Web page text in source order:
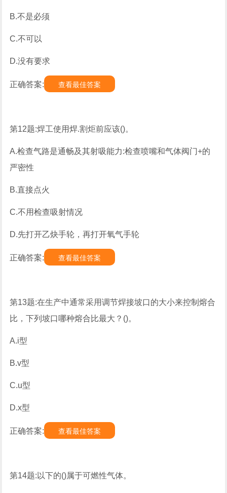
B.不是必须
C.不可以
D.没有要求
正确答案: 查看最佳答案
第12题:焊工使用焊.割炬前应该()。
A.检查气路是通畅及其射吸能力:检查喷嘴和气体阀门+的
严密性
B.直接点火
C.不用检查吸射情况
D.先打开乙炔手轮，再打开氧气手轮
正确答案: 查看最佳答案
第13题:在生产中通常采用调节焊接坡口的大小来控制熔合
比，下列坡口哪种熔合比最大？()。
A.i型
B.v型
C.u型
D.x型
正确答案: 查看最佳答案
第14题:以下的()属于可燃性气体。